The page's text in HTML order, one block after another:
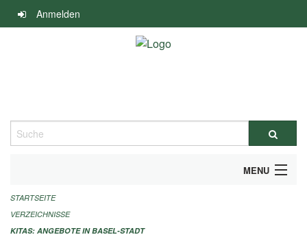
Navigation
überspringen
Anmelden
Suche
MENU
ALLGEMEINE INFORMATIONEN
IMPRESSUM
STARTSEITE
VERZEICHNISSE
KITAS: ANGEBOTE IN BASEL-STADT